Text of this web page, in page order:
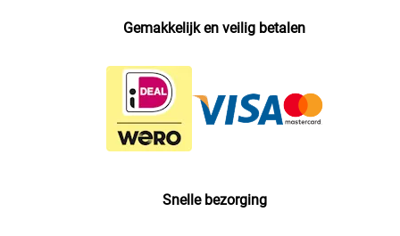
Gemakkelijk en veilig betalen
Snelle bezorging